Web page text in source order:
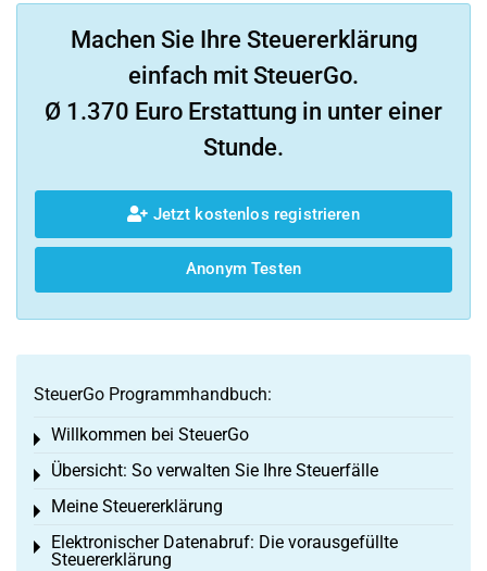
Machen Sie Ihre Steuererklärung
einfach mit SteuerGo.
Ø 1.370 Euro Erstattung in unter einer
Stunde.
Jetzt kostenlos registrieren
Anonym Testen
SteuerGo Programmhandbuch:
Willkommen bei SteuerGo
Toggle menu
Übersicht: So verwalten Sie Ihre Steuerfälle
Toggle menu
Meine Steuererklärung
Toggle menu
Elektronischer Datenabruf: Die vorausgefüllte
Steuererklärung
Toggle menu